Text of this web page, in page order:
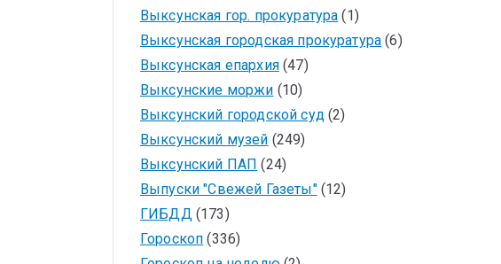
Выксунская гор. прокуратура (1)
Выксунская городская прокуратура (6)
Выксунская епархия(47)
Выксунские моржи (10)
Выксунский городской суд(2)
Выксунский музей (249)
Выксунский ПАП (24)
Выпуски "Свежей Газеты"(12)
ГИБДД(173)
Гороскоп (336)